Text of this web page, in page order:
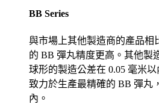
BB Series
與市場上其他製造商的產品相
的 BB 彈丸精度更高。其他製
球形的製造公差在 0.05 毫米以
致力於生產最精確的 BB 彈丸
內。